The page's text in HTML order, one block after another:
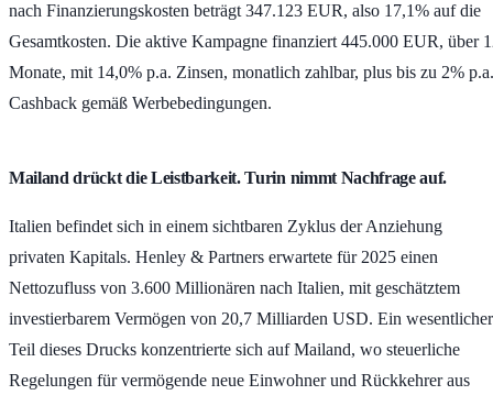
nach Finanzierungskosten beträgt 347.123 EUR, also 17,1% auf die
Gesamtkosten. Die aktive Kampagne finanziert 445.000 EUR, über
Monate, mit 14,0% p.a. Zinsen, monatlich zahlbar, plus bis zu 2% p.a.
Cashback gemäß Werbebedingungen.
Mailand drückt die Leistbarkeit. Turin nimmt Nachfrage auf.
Italien befindet sich in einem sichtbaren Zyklus der Anziehung
privaten Kapitals. Henley & Partners erwartete für 2025 einen
Nettozufluss von 3.600 Millionären nach Italien, mit geschätztem
investierbarem Vermögen von 20,7 Milliarden USD. Ein wesentlicher
Teil dieses Drucks konzentrierte sich auf Mailand, wo steuerliche
Regelungen für vermögende neue Einwohner und Rückkehrer aus